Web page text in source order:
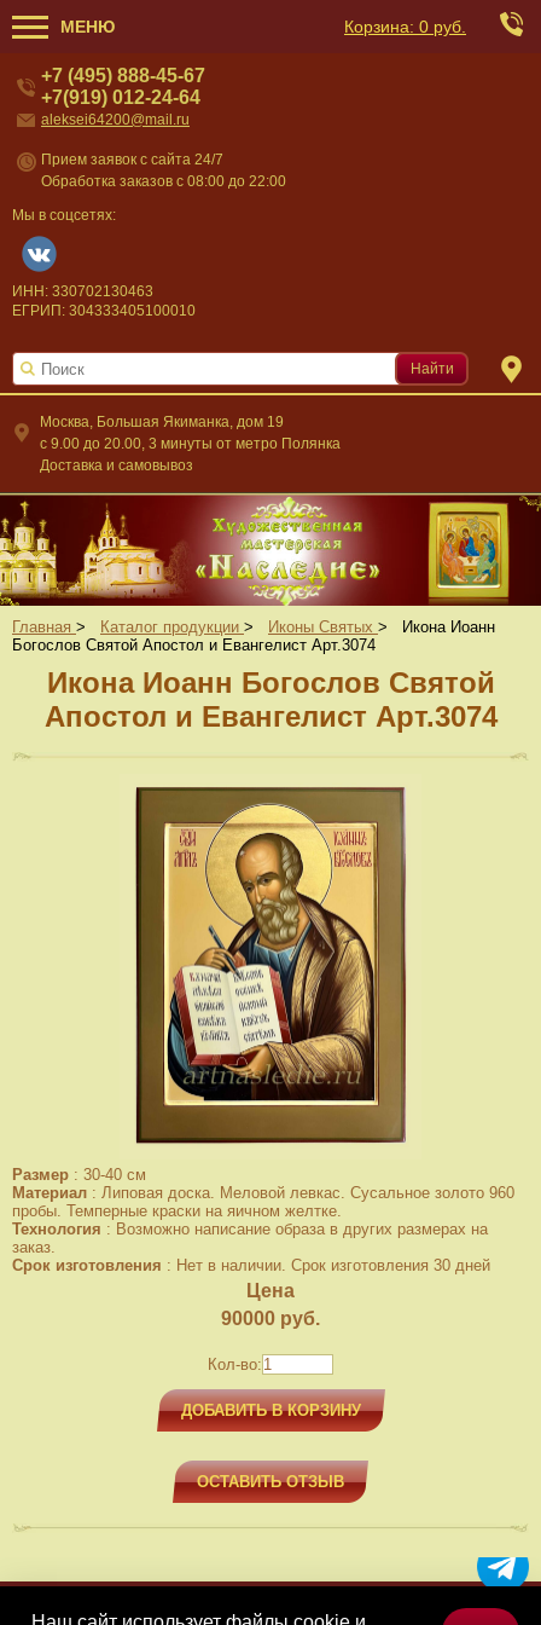
МЕНЮ Корзина: 0 руб.
Москва, Большая Якиманка, дом 19
c 9.00 до 20.00, 3 минуты от метро Полянка
Доставка и самовывоз
+7 (495) 888-45-67
+7(919) 012-24-64
aleksei64200@mail.ru
Прием заявок с сайта 24/7
Обработка заказов с 08:00 до 22:00
Мы в соцсетях:
ИНН: 330702130463
ЕГРИП: 304333405100010
Найти
Главная > Каталог продукции > Иконы Святых >
Икона Иоанн
Богослов Святой Апостол и Евангелист Арт.3074
Икона Иоанн Богослов Святой
Апостол и Евангелист Арт.3074
Размер : 30-40 см
Материал : Липовая доска. Меловой левкас. Сусальное золото 960
пробы. Темперные краски на яичном желтке.
Технология : Возможно написание образа в других размерах на
заказ.
Срок изготовления : Нет в наличии. Срок изготовления 30 дней
Цена
90000 руб.
Кол-во:
ДОБАВИТЬ В КОРЗИНУ
ОСТАВИТЬ ОТЗЫВ
МЕНЮ